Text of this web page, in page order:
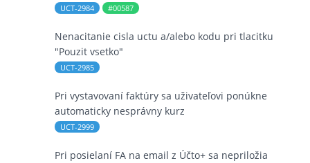
UCT-2984 #00587
Nenacitanie cisla uctu a/alebo kodu pri tlacitku
"Pouzit vsetko"
UCT-2985
Pri vystavovaní faktúry sa uživateľovi ponúkne
automaticky nesprávny kurz
UCT-2999
Pri posielaní FA na email z Účto+ sa nepriložia